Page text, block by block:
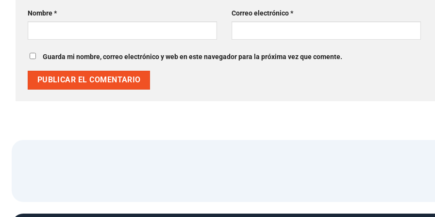
Nombre* Correo electrónico*
Guarda mi nombre, correo electrónico y web en este navegador para la próxima vez que comente.